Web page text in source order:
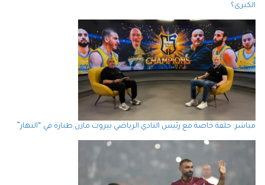
الكبرى؟
مباشر: حلقة خاصة مع رئيس النادي الرياضي بيروت مازن طبارة في “النهار”